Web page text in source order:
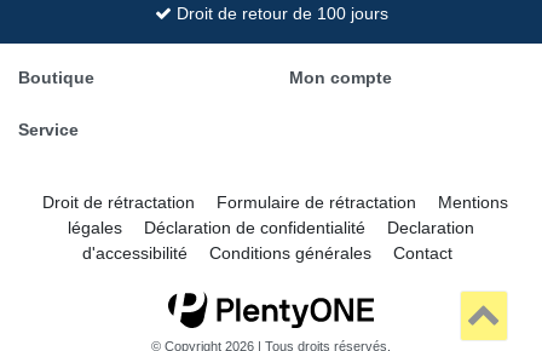
Droit de retour de 100 jours
Boutique Mon compte
Service
Droit de rétractation Formulaire de rétractation
Mentions
légales
Déclaration de confidentialité
Declaration
d'accessibilité
Conditions générales Contact
© Copyright 2026 | Tous droits réservés.